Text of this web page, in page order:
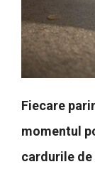
Fiecare
momentul
cardurile